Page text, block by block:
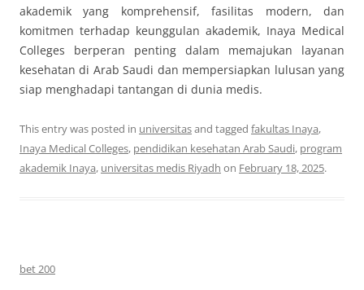
akademik yang komprehensif, fasilitas modern, dan
komitmen terhadap keunggulan akademik, Inaya Medical
Colleges berperan penting dalam memajukan layanan
kesehatan di Arab Saudi dan mempersiapkan lulusan yang
siap menghadapi tantangan di dunia medis.
This entry was posted in universitasand tagged fakultas Inaya,
Inaya Medical Colleges, pendidikan kesehatan Arab Saudi, program
akademik Inaya, universitas medis Riyadh on February 18, 2025.
bet 200